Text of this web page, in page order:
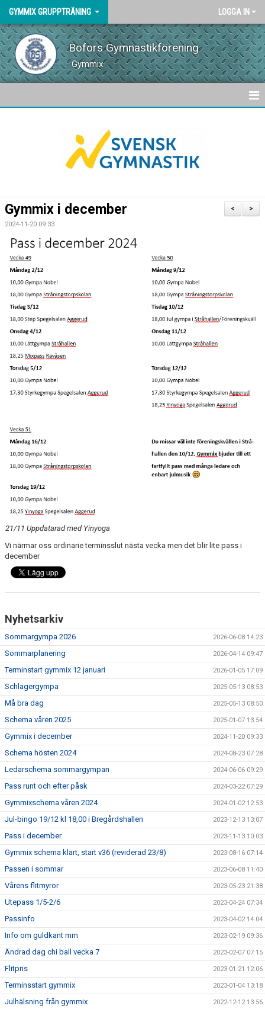
GYMMIX GRUPPTRÄNING LOGGA IN
Bofors Gymnastikförening
Gymmix
INSTRUKTÖRER
>
<
Gymmix i december
2024-11-20 09:33
21/11 Uppdatarad med Yinyoga
Vi närmar oss ordinarie terminsslut nästa vecka men det blir lite pass i
december
Nyhetsarkiv
Sommargympa 2026 2026-06-08 14:23
Sommarplanering 2026-04-14 09:47
Terminstart gymmix 12 januari 2026-01-05 17:09
Schlagergympa 2025-05-13 08:53
Må bra dag 2025-05-13 08:50
Schema våren 2025 2025-01-07 13:54
Gymmix i december 2024-11-20 09:33
Schema hösten 2024 2024-08-23 07:28
Ledarschema sommargympan 2024-06-06 09:29
Pass runt och efter påsk 2024-03-22 07:29
Gymmixschema våren 2024 2024-01-02 12:53
Jul-bingo 19/12 kl 18,00 i Bregårdshallen 2023-12-13 13:07
Pass i december 2023-11-13 10:03
Gymmix schema klart, start v36 (reviderad 23/8) 2023-08-16 07:14
Passen i sommar 2023-06-08 11:40
Vårens flitmyror 2023-05-23 21:38
Utepass 1/5-2/6 2023-04-24 07:34
Passinfo 2023-04-02 14:04
Info om guldkant mm 2023-02-19 09:36
Ändrad dag chi ball vecka 7 2023-02-07 07:15
Flitpris 2023-01-21 12:06
Terminsstart gymmix 2023-01-04 13:18
Julhälsning från gymmix 2022-12-12 13:56